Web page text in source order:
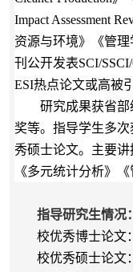
Impact Assessment
资源与环境》《管
刊公开发表SCI/
ESI热点论文或高被
研究成果获省
奖等。指导学生多
秀硕士论文。主要讲
《多元统计分析》
指导研究生情况：
校优秀博士论文
校优秀硕士论文